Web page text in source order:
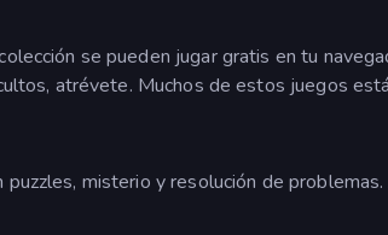
se pueden jugar gratis en tu
atrévete. Muchos de estos juegos
misterio y resolución de